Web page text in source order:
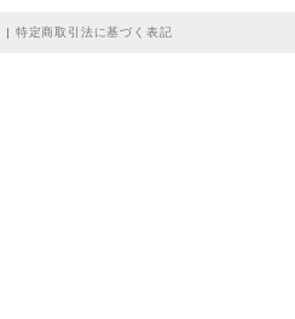
| 特定商取引法に基づく表記